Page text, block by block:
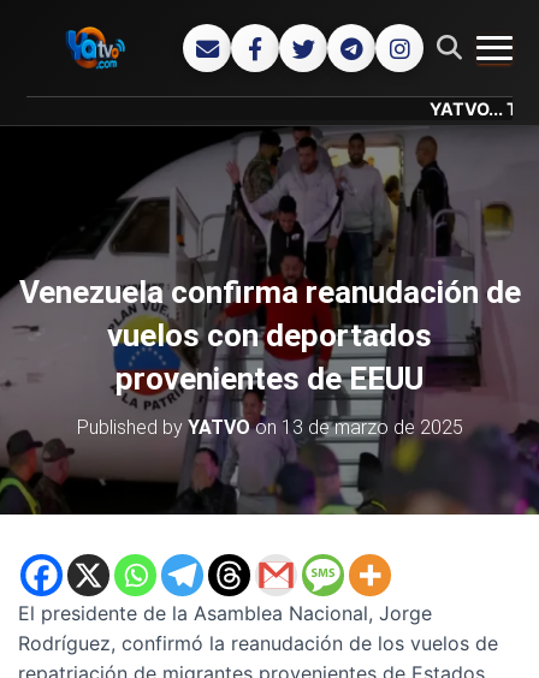
YATVO... Tu
Venezuela confirma reanudación de
vuelos con deportados
provenientes de EEUU
Published by YATVOon 13 de marzo de 2025
El presidente de la Asamblea Nacional, Jorge
Rodríguez, confirmó la reanudación de los vuelos de
repatriación de migrantes provenientes de Estados